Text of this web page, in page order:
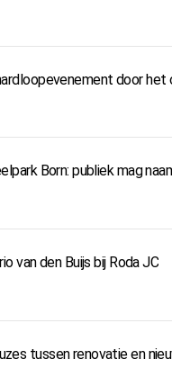
door het
Born: publiek mag
van den Buijs bij Roda JC
tussen renovatie en